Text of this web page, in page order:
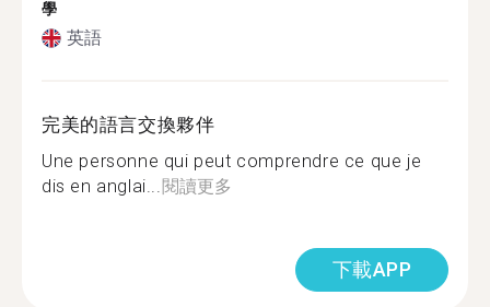
學
英語
完美的語言交換夥伴
Une personne qui peut comprendre ce que je
dis en anglai...閱讀更多
下載APP